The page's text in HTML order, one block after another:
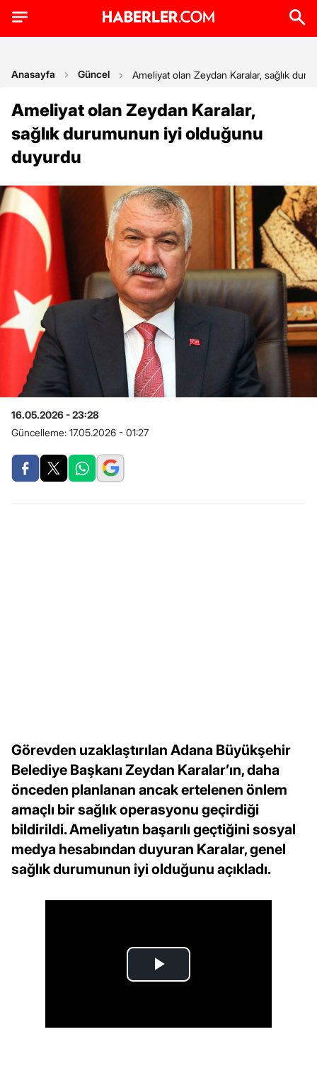
Anasayfa Güncel Ameliyat olan Zeydan Karalar, sağlık
Ameliyat olan Zeydan Karalar,
sağlık durumunun iyi olduğunu
duyurdu
16.05.2026 - 23:28
Güncelleme: 17.05.2026 - 01:27
Görevden uzaklaştırılan Adana Büyükşehir
Belediye Başkanı Zeydan Karalar’ın, daha
önceden planlanan ancak ertelenen önlem
amaçlı bir sağlık operasyonu geçirdiği
bildirildi. Ameliyatın başarılı geçtiğini sosyal
medya hesabından duyuran Karalar, genel
sağlık durumunun iyi olduğunu açıkladı.